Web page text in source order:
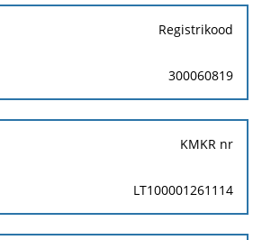
Registrikood
300060819
KMKR nr
LT100001261114